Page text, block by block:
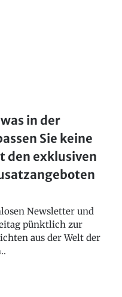
in der
Sie keine
den exklusiven
Newsletter und
pünktlich zur
aus der Welt der